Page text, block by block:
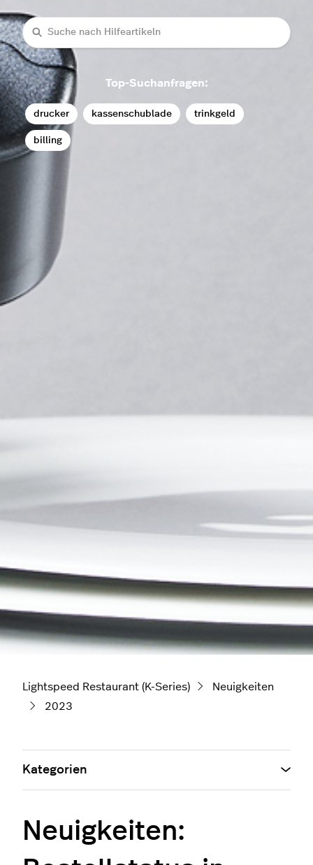
Suche
Top-Suchanfragen:
drucker kassenschublade trinkgeld
billing
Lightspeed Restaurant (K-Series)
Neuigkeiten
2023
Neuigkeiten:
Kategorien